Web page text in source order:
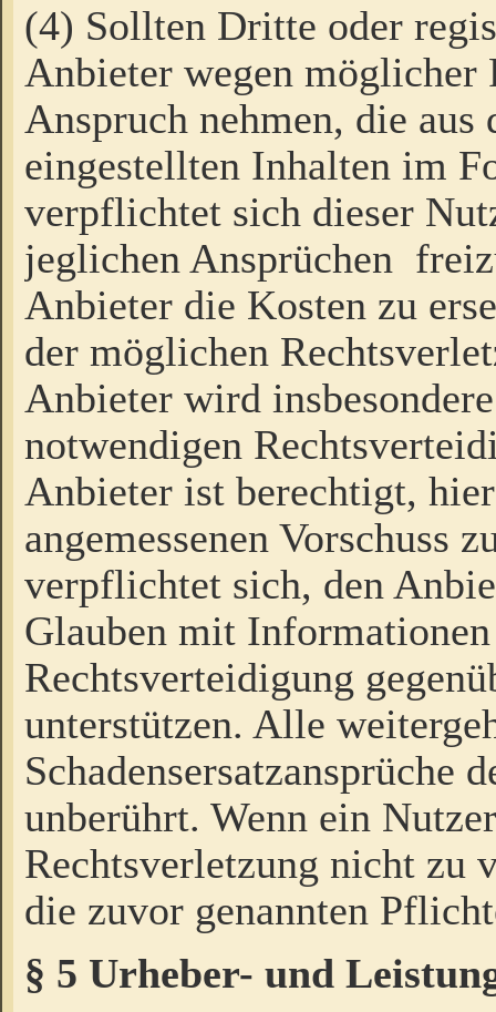
(4) Sollten Dritte oder
Anbieter wegen möglicher
Anspruch nehmen, die
eingestellten Inhalten im
verpflichtet sich dieser
jeglichen Ansprüchen
Anbieter die Kosten zu
der möglichen
Anbieter wird
notwendigen
Anbieter ist berechtigt,
angemessenen Vorschuss
verpflichtet sich, den
Glauben mit
Rechtsverteidigung
unterstützen. Alle
Schadensersatzansprüche
unberührt. Wenn ein
Rechtsverletzung nicht zu
die zuvor genannten
§ 5 Urheber- und